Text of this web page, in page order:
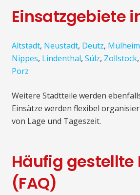
Einsatzgebiete
Altstadt, Neustadt, Deutz, Mülheim
Nippes, Lindenthal, Sülz, Zollstock,
Porz
Weitere Stadtteile werden
Einsätze werden flexibel
von Lage und Tageszeit.
Häufig gestellte
(FAQ)